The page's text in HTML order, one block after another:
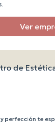
Ver
perfección te